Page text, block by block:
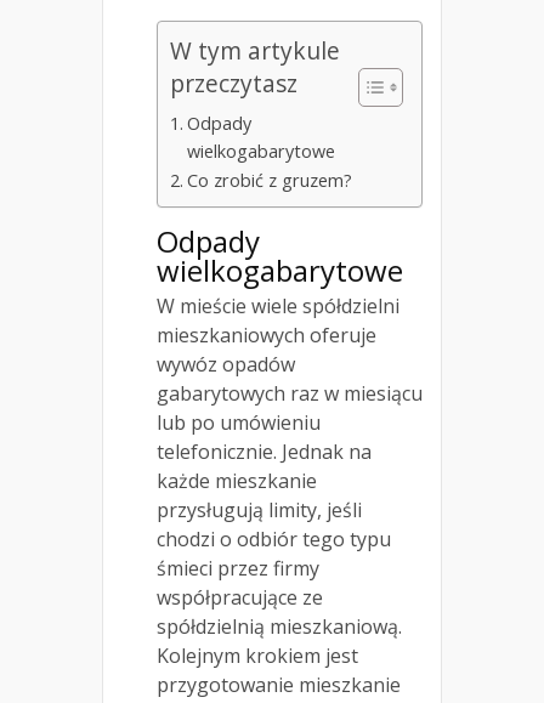
W tym artykule
przeczytasz
Odpady
wielkogabarytowe
Co zrobić z gruzem?
Odpady
wielkogabarytowe
W mieście wiele spółdzielni
mieszkaniowych oferuje
wywóz opadów
gabarytowych raz w miesiącu
lub po umówieniu
telefonicznie. Jednak na
każde mieszkanie
przysługują limity, jeśli
chodzi o odbiór tego typu
śmieci przez firmy
współpracujące ze
spółdzielnią mieszkaniową.
Kolejnym krokiem jest
przygotowanie mieszkanie